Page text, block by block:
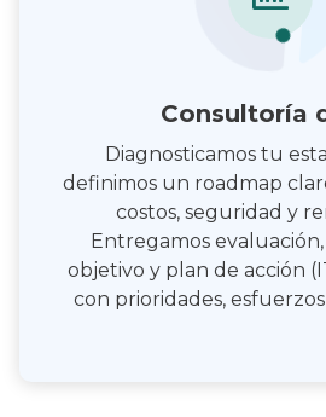
Consultoría
Diagnosticamos tu
definimos un roadmap
costos, seguridad y
Entregamos
objetivo y plan de acción
con prioridades,